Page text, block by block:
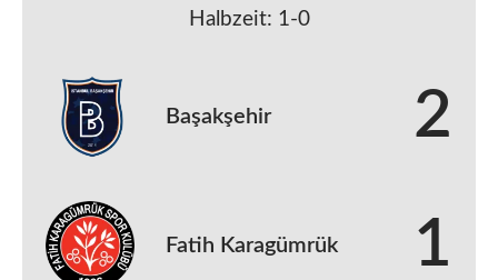
Halbzeit: 1-0
Başakşehir 2
Fatih Karagümrük 1